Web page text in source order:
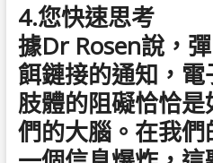
4.您快速思考
據Dr Rosen說，
餌鏈接的通知，
肢體的阻礙恰恰是
們的大腦。在我